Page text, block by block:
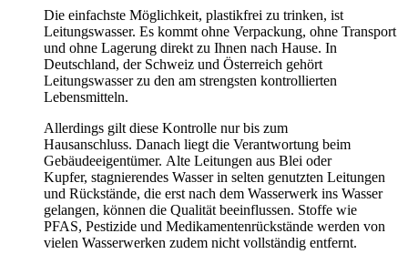
Die einfachste Möglichkeit, plastikfrei zu trinken, ist
Leitungswasser. Es kommt ohne Verpackung, ohne Transport
und ohne Lagerung direkt zu Ihnen nach Hause. In
Deutschland, der Schweiz und Österreich gehört
Leitungswasser zu den am strengsten kontrollierten
Lebensmitteln.
Allerdings gilt diese Kontrolle nur bis zum
Hausanschluss. Danach liegt die Verantwortung beim
Gebäudeeigentümer. Alte Leitungen aus Blei oder
Kupfer, stagnierendes Wasser in selten genutzten Leitungen
und Rückstände, die erst nach dem Wasserwerk ins Wasser
gelangen, können die Qualität beeinflussen. Stoffe wie
PFAS, Pestizide und Medikamentenrückstände werden von
vielen Wasserwerken zudem nicht vollständig entfernt.